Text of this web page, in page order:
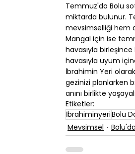
Temmuz'da Bolu
miktarda bulunur.
mevsimselliği hem
Mangal için ise
havasıyla
havasıyla uyum
İbrahimin Yeri
gezinizi planlarken
anını birlikte
Etiketler:
İbrahiminyeriBolu
Mevsimsel
Bolu'da